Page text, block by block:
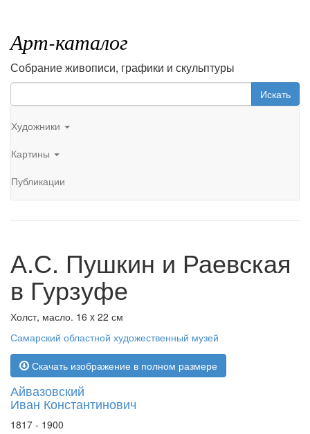
Арт-каталог
Собрание живописи, графики и скульптуры
Искать
Художники
Картины
Публикации
А.С. Пушкин и Раевская
в Гурзуфе
Холст, масло. 16 x 22 см
Самарский областной художественный музей
Скачать изображение в полном размере
Айвазовский
Иван Константинович
1817 - 1900